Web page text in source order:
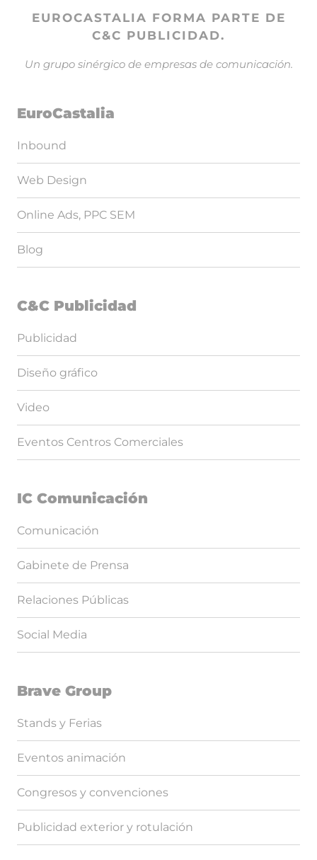
EUROCASTALIA FORMA PARTE DE
C&C PUBLICIDAD.
Un grupo sinérgico de empresas de comunicación.
EuroCastalia
Inbound
Web Design
Online Ads, PPC SEM
Blog
C&C Publicidad
Publicidad
Diseño gráfico
Video
Eventos Centros Comerciales
IC Comunicación
Comunicación
Gabinete de Prensa
Relaciones Públicas
Social Media
Brave Group
Stands y Ferias
Eventos animación
Congresos y convenciones
Publicidad exterior y rotulación